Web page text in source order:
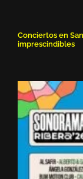
Conciertos en
imprescindibles